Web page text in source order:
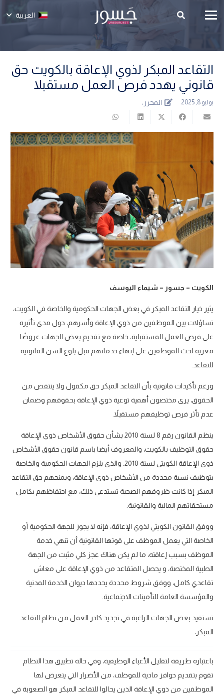
العربية
التقاعد المبكر لذوي الإعاقة بالكويت حق
قانوني يهدد فرص العمل مستقبلا
يوليو 8, 2025 المحرر:
الكويت – جسور – شيماء اليوسف
يثير خيار التقاعد المبكر في بعض الجهات الحكومية والخاصة في الكويت،
تساؤلات بين الموظفين من ذوي الإعاقة وأسرهم، حول مدى تأثيره
على فرص العمل المستقبلية، خاصة مع تقديم بعض الجهات عروضًا
مغرية لحث الموظفين على إنهاء خدماتهم قبل بلوغ السن القانونية
للتقاعد.
ورغم تأكيدات قانونية بأن التقاعد المبكر حق مكفول ولا ينتقص من
الحقوق، يرى مختصون أهمية توعية ذوي الإعاقة بحقوقهم وضمان
عدم تأثر فرص توظيفهم مستقبلاً.
ينظم القانون رقم 8 لسنة 2010 بشأن حقوق الأشخاص ذوي الإعاقة
حقوق التوظيف بالكويت، والمعروف أيضا باسم قانون حقوق الأشخاص
ذوي الإعاقة الكويتي لسنة 2010. والذي يلزم الجهات الحكومية والخاصة
بتوظيف نسبة محددة من الأشخاص ذوي الإعاقة، ويمنحهم حق التقاعد
المبكر إذا كانت ظروفهم الصحية تستدعي ذلك، مع احتفاظهم بكامل
مستحقاتهم المالية والقانونية.
ووفق القانون الكويتي لذوي الإعاقة، فإنه لا يجوز للجهة الحكومية أو
الخاصة التي يعمل الموظف على قوتها القانونية أن تنهي خدمة
الموظف بسبب إعاقته، ما لم يكن هناك عجز كلي مثبت من الجهة
الطبية المختصة، و يحصل المتقاعد من ذوي الإعاقة على معاش
تقاعدي كامل، ووفق شروط محددة يحددها ديوان الخدمة المدنية
والمؤسسة العامة للتأمينات الاجتماعية.
تستفيد بعض الجهات الراغبة في تجديد كادر العمل من نظام التقاعد
المبكر،
باعتباره طريقة لتقليل الأعباء الوظيفية، وفي حالة تطبيق هذا النظام
تقوم بتقديم حوافز مادية للموظف، من الأضرار التي يتعرض لها
الموظفين من ذوي الإعاقة الذين يحالوا للتقاعد المبكر هو الصعوبة في